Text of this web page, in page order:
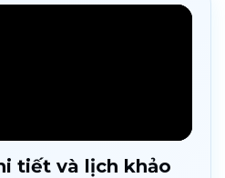
tiết và lịch khảo